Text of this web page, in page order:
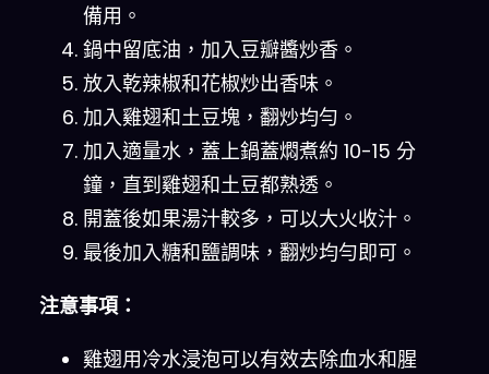
備用。
鍋中留底油，加入豆瓣醬炒香。
放入乾辣椒和花椒炒出香味。
加入雞翅和土豆塊，翻炒均勻。
加入適量水，蓋上鍋蓋燜煮約 10-15 分
鐘，直到雞翅和土豆都熟透。
開蓋後如果湯汁較多，可以大火收汁。
最後加入糖和鹽調味，翻炒均勻即可。
注意事項：
雞翅用冷水浸泡可以有效去除血水和腥